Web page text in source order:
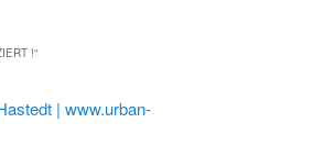
!“
| www.urban-